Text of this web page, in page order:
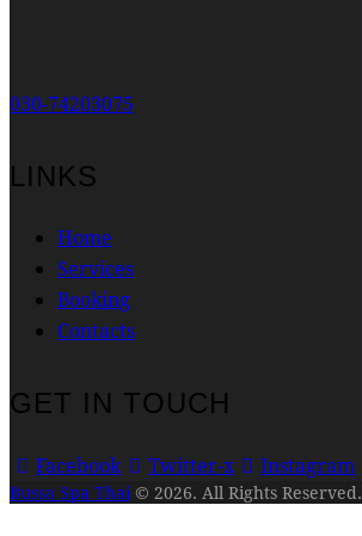
030-74203075
LINKS
Home
Services
Booking
Contacts
GET IN TOUCH
Facebook Twitter-x Instagram
Bussa Spa Thai© 2026. All Rights Reserved.